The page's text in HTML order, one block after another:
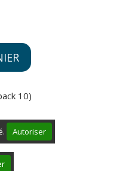
10)
Autoriser